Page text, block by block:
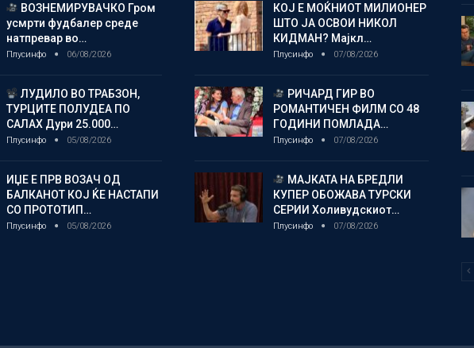
ВОЗНЕМИРУВАЧКО Гром
усмрти фудбалер среде
натпревар во…
Плусинфо 06/08/2026
ЛУДИЛО ВО ТРАБЗОН,
ТУРЦИТЕ ПОЛУДЕА ПО
САЛАХ Дури 25.000…
Плусинфо 05/08/2026
ИЏЕ Е ПРВ ВОЗАЧ ОД
БАЛКАНОТ КОЈ ЌЕ НАСТАПИ
СО ПРОТОТИП…
Плусинфо 05/08/2026
КОЈ Е МОЌНИОТ МИЛИОНЕР
ШТО ЈА ОСВОИ НИКОЛ
КИДМАН? Мајкл…
Плусинфо 07/08/2026
РИЧАРД ГИР ВО
РОМАНТИЧЕН ФИЛМ СО 48
ГОДИНИ ПОМЛАДА…
Плусинфо 07/08/2026
МАЈКАТА НА БРЕДЛИ
КУПЕР ОБОЖАВА ТУРСКИ
СЕРИИ Холивудскиот…
Плусинфо 07/08/2026